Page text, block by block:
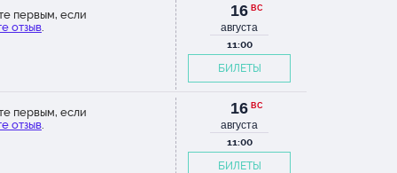
совет: приходите
30_40 до начала спектакля,
на первом и втором этаже
рядах с такими поднятым
видно было все. Парковки
парковочеые места на
первым, если
отзыв.
16 ВС
августа
11:00
БИЛЕТЫ
первым, если
отзыв.
16 ВС
августа
11:00
БИЛЕТЫ